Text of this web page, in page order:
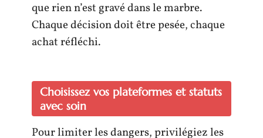
que rien n’est gravé dans le marbre.
Chaque décision doit être pesée, chaque
achat réfléchi.
Choisissez vos plateformes et statuts
avec soin
Pour limiter les dangers, privilégiez les